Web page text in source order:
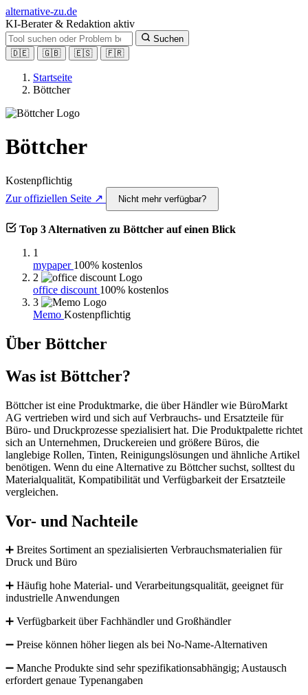
alternative-zu.de
KI-Berater & Redaktion aktiv
Suchen
🇩🇪
🇬🇧 🇪🇸 🇫🇷
Startseite
Böttcher
Böttcher
Kostenpflichtig
Zur offiziellen Seite ↗
Nicht mehr verfügbar?
Top 3 Alternativen zu Böttcher auf einen Blick
1
mypaper 100% kostenlos
2
office discount 100% kostenlos
3
Memo Kostenpflichtig
Über Böttcher
Was ist Böttcher?
Böttcher ist eine Produktmarke, die über Händler wie BüroMarkt
AG vertrieben wird und sich auf Verbrauchs- und Ersatzteile für
Büro- und Druckprozesse spezialisiert hat. Die Produktpalette richtet
sich an Unternehmen, Druckereien und größere Büros, die
langlebige Rollen, Tinten, Reinigungslösungen und ähnliche Artikel
benötigen. Wenn du eine Alternative zu Böttcher suchst, solltest du
Materialqualität, Kompatibilität und Verfügbarkeit der Ersatzteile
vergleichen.
Vor- und Nachteile
➕ Breites Sortiment an spezialisierten Verbrauchsmaterialien für
Druck und Büro
➕ Häufig hohe Material- und Verarbeitungsqualität, geeignet für
industrielle Anwendungen
➕ Verfügbarkeit über Fachhändler und Großhändler
➖ Preise können höher liegen als bei No-Name-Alternativen
➖ Manche Produkte sind sehr spezifikationsabhängig; Austausch
erfordert genaue Typenangaben